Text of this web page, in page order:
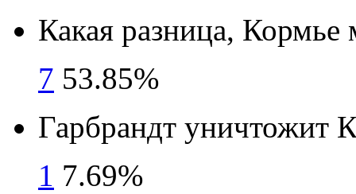
Какая разница, Кормье
7 53.85%
Гарбрандт уничтожит
1 7.69%